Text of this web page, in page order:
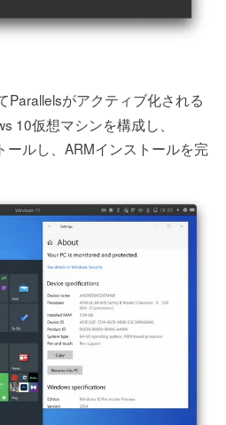
Parallelsがアクティブ化される
10仮想マシンを構成し、
ールし、ARMインストールを完